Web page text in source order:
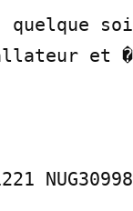
quelque
NUG30998